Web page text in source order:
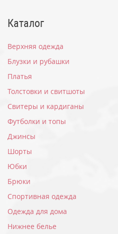
Каталог
Верхняя одежда
Блузки и рубашки
Платья
Толстовки и свитшоты
Свитеры и кардиганы
Футболки и топы
Джинсы
Шорты
Юбки
Брюки
Спортивная одежда
Одежда для дома
Нижнее белье